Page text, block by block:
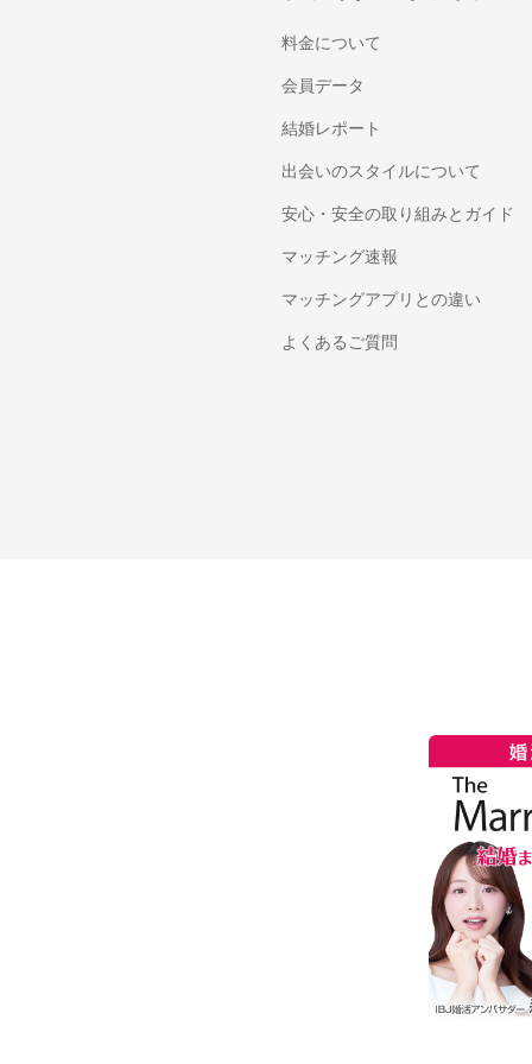
料金について
会員データ
結婚レポート
出会いのスタイルについて
安心・安全の取り組みとガイド
マッチング速報
マッチングアプリとの違い
よくあるご質問